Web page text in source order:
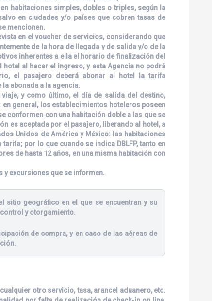
habitaciones simples, dobles o triples, según la
en ciudades y/o países que cobren tasas de
mencionen.
en el voucher de servicios, considerando que
de la hora de llegada y de salida y/o de la
inherentes a ella el horario de finalización del
al hacer el ingreso, y esta Agencia no podrá
el pasajero deberá abonar al hotel la tarifa
abonada a la agencia.
y como último, el día de salida del destino,
general, los establecimientos hoteleros poseen
conformen con una habitación doble a las que se
es aceptada por el pasajero, liberando al hotel, a
Unidos de América y México: las habitaciones
por lo que cuando se indica DBLFP, tanto en
de hasta 12 años, en una misma habitación con
y excursiones que se informen.
sitio geográfico en el que se encuentran y su
y otorgamiento.
de compra, y en caso de las aéreas de
otro servicio, tasa, arancel aduanero, etc.